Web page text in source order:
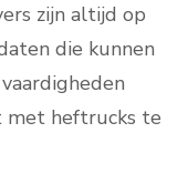
zijn altijd op
die kunnen
met heftrucks te